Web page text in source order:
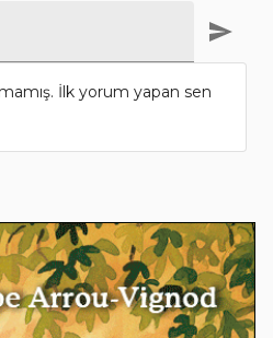
İlk yorum yapan sen